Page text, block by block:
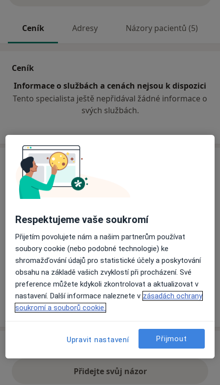
Ceník Adresy Názory pacientů (5)
Ceník
Informace o službách a cenách nejsou k dispozici
Tento specialista ještě nepřidával žádné informace o
svých službách.
Adresa
Stomatologická ordinace
Dobrovodská 113/947,
se otevře v nové záložce
Dostupnost
Na této adrese online kalendář není aktivní
Co mám v takové situaci udělat?
Více
Přidejte svůj názor
Respektujeme vaše soukromí
Přijetím povolujete nám a našim partnerům používat
soubory cookie (nebo podobné technologie) ke
shromažďování údajů pro statistické účely a poskytování
obsahu na základě vašich zvyklostí při procházení. Své
preference můžete kdykoli zkontrolovat a aktualizovat v
nastavení. Další informace naleznete v zásadách ochrany
soukromí a souborů cookie.
Upravit nastavení Přijmout